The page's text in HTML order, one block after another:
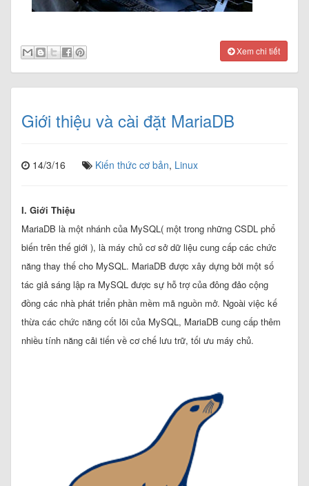
Xem chi tiết
Giới thiệu và cài đặt MariaDB
14/3/16 Kiến thức cơ bản, Linux
I. Giới Thiệu
MariaDB là một nhánh của MySQL( một trong những CSDL phổ
biến trên thế giới ), là máy chủ cơ sở dữ liệu cung cấp các chức
năng thay thế cho MySQL. MariaDB được xây dựng bởi một số
tác giả sáng lập ra MySQL được sự hỗ trợ của đông đảo cộng
đồng các nhà phát triển phần mềm mã nguồn mở. Ngoài việc kế
thừa các chức năng cốt lõi của MySQL, MariaDB cung cấp thêm
nhiều tính năng cải tiến về cơ chế lưu trữ, tối ưu máy chủ.